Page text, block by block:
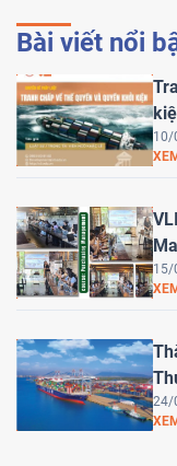
Bài viết nổi
10/
15/
24/